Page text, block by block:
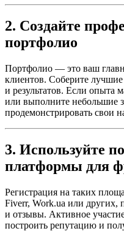
2. Создайте
портфолио
Портфолио — это ваш
клиентов. Соберите лучшие
и результатов. Если опыта
или выполните небольшие
продемонстрировать свои
3. Используйте
платформы для
Регистрация на таких
Fiverr, Work.ua или других,
и отзывы. Активное
построить репутацию и